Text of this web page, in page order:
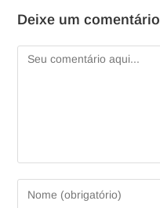
Deixe um comentário